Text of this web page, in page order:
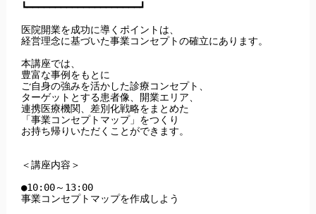
┗━━━━━━━━━━━━━━━━━━━━┛
医院開業を成功に導くポイントは、
経営理念に基づいた事業コンセプトの確立にあります。
本講座では、
豊富な事例をもとに
ご自身の強みを活かした診療コンセプト、
ターゲットとする患者像、開業エリア、
連携医療機関、差別化戦略をまとめた
「事業コンセプトマップ」をつくり
お持ち帰りいただくことができます。
＜講座内容＞
●10:00～13:00
事業コンセプトマップを作成しよう